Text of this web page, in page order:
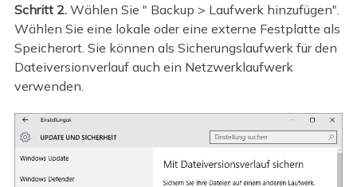
Schritt 2. Wählen Sie " Backup > Laufwerk hinzufügen".
Wählen Sie eine lokale oder eine externe Festplatte als
Speicherort. Sie können als Sicherungslaufwerk für den
Dateiversionverlauf auch ein Netzwerklaufwerk
verwenden.